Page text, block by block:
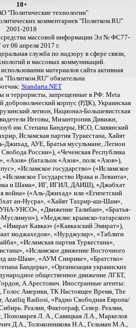
18+
"Политические технологии"
комментариев "Политком.RU"
2001-2018
средства массовой информации Эл № ФС77-
06 апреля 2017 г.
служба по надзору в сфере связи,
и массовых коммуникаций.
материалов сайта активная
"Политком.RU" обязательна
Standarta.NET
и террористы, запрещенные в РФ: Meta
добровольческий корпус (РДК), Украинская
легион, Национал-Большевистская
Иеговы, Мизантропик Дивижн,
им. Степана Бандеры, НСО, Славянский
Исламская партия Туркестана, Хайят
Джихад, АУЕ, Братья мусульмане, Легион
России»), «Чеченская Республика
«Азов» (батальон «Азов», полк «Азов»),
«Исламское государство» («Исламское
Государство Ирака и Леванта»,
и Шама», ИГ, ИГИЛ, ДАИШ), «Джабхат
(«Аль-Джихад» или «Египетский
ан-Нусра», «Хайят Тахрир-аш-Шам»,
УНСО», «Движение Талибан», «Братья-
«Меджлис крымско-татарского
Кавказ» («Кавказский Эмират»),
моджахедов», «Нурджулар», «Таблиги
«Исламская партия Туркестана»,
«Исламское движение Восточного
аш-Шам», «АУМ Синрике», «Братство»
Бандеры», «Организация украинских
общественное движение ЛГБТ,
А.Арестович. Иностранные агенты:
Голос Америки, ТК Настоящее Время, The
Azatliq Radiosi, «Радио Свободная Европа/
Реалии, Фактограф, Север. Реалии,
Пономарев Л. А., Савицкая Л.А., Маркелов
Д.А., Толоконникова Н.А., Гельман М.А.,